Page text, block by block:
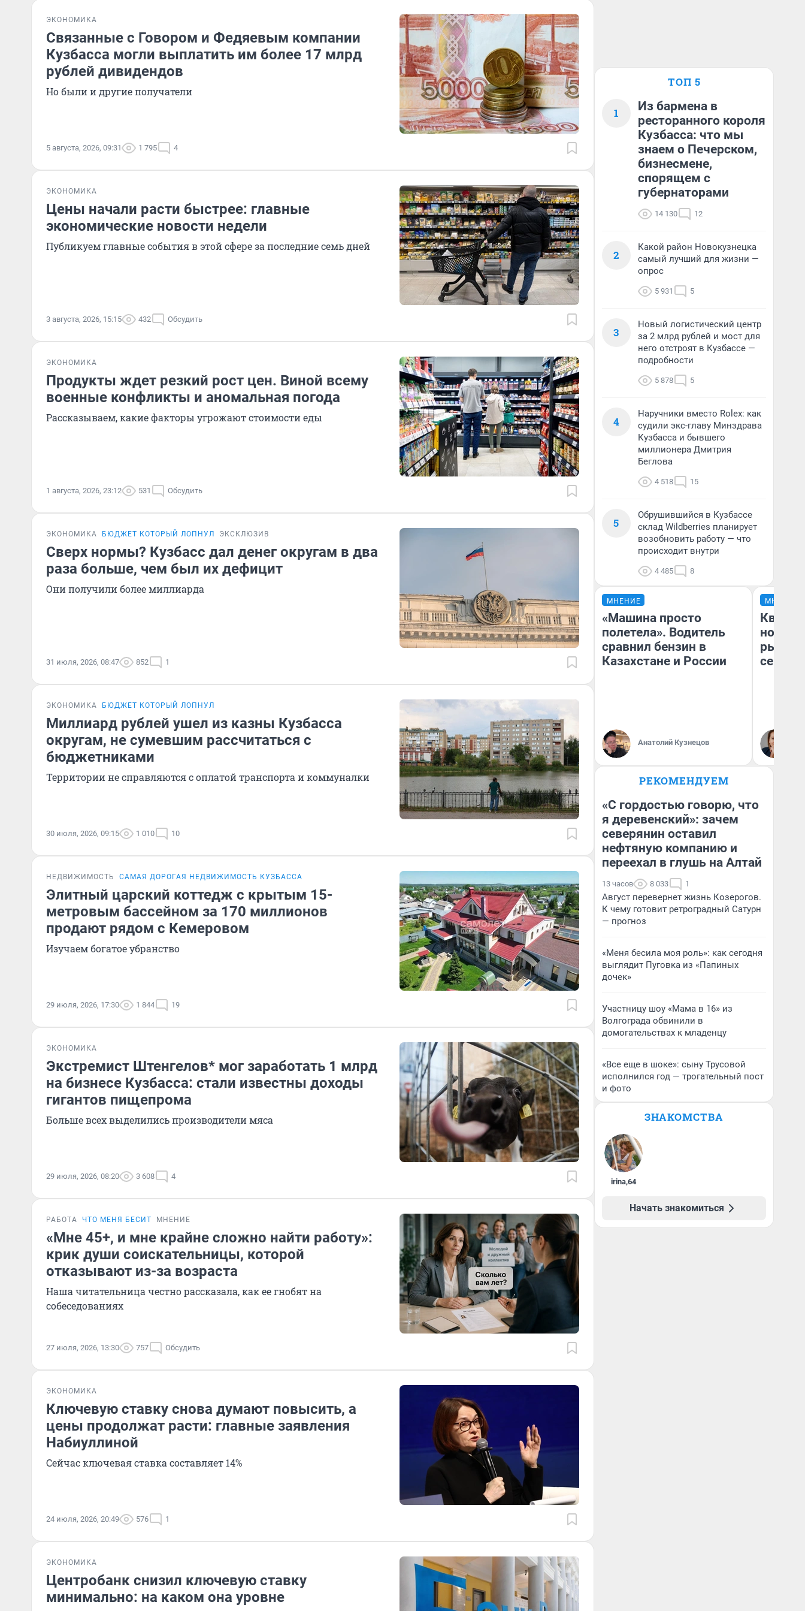
ЭКОНОМИКА
Связанные с Говором и Федяевым компании
Кузбасса могли выплатить им более 17 млрд
рублей дивидендов
Но были и другие получатели
5 августа, 2026, 09:31 1 795 4
ЭКОНОМИКА
Цены начали расти быстрее: главные
экономические новости недели
Публикуем главные события в этой сфере за последние семь дней
3 августа, 2026, 15:15 432 Обсудить
ЭКОНОМИКА
Продукты ждет резкий рост цен. Виной всему
военные конфликты и аномальная погода
Рассказываем, какие факторы угрожают стоимости еды
1 августа, 2026, 23:12 531 Обсудить
ЭКОНОМИКА БЮДЖЕТ КОТОРЫЙ ЛОПНУЛ ЭКСКЛЮЗИВ
Сверх нормы? Кузбасс дал денег округам в два
раза больше, чем был их дефицит
Они получили более миллиарда
31 июля, 2026, 08:47 852 1
ЭКОНОМИКА БЮДЖЕТ КОТОРЫЙ ЛОПНУЛ
Миллиард рублей ушел из казны Кузбасса
округам, не сумевшим рассчитаться с
бюджетниками
Территории не справляются с оплатой транспорта и коммуналки
30 июля, 2026, 09:15 1 010 10
НЕДВИЖИМОСТЬ САМАЯ ДОРОГАЯ НЕДВИЖИМОСТЬ КУЗБАССА
Элитный царский коттедж c крытым 15-
метровым бассейном за 170 миллионов
продают рядом с Кемеровом
Изучаем богатое убранство
29 июля, 2026, 17:30 1 844 19
ЭКОНОМИКА
Экстремист Штенгелов* мог заработать 1 млрд
на бизнесе Кузбасса: стали известны доходы
гигантов пищепрома
Больше всех выделились производители мяса
29 июля, 2026, 08:20 3 608 4
РАБОТА ЧТО МЕНЯ БЕСИТ МНЕНИЕ
«Мне 45+, и мне крайне сложно найти работу»:
крик души соискательницы, которой
отказывают из-за возраста
Наша читательница честно рассказала, как ее гнобят на
собеседованиях
27 июля, 2026, 13:30 757 Обсудить
ЭКОНОМИКА
Ключевую ставку снова думают повысить, а
цены продолжат расти: главные заявления
Набиуллиной
Сейчас ключевая ставка составляет 14%
24 июля, 2026, 20:49 576 1
ЭКОНОМИКА
Центробанк снизил ключевую ставку
минимально: на каком она уровне
ТОП 5
1
Из бармена в
ресторанного короля
Кузбасса: что мы
знаем о Печерском,
бизнесмене,
спорящем с
губернаторами
14 130 12
2
Какой район Новокузнецка
самый лучший для жизни —
опрос
5 931 5
3
Новый логистический центр
за 2 млрд рублей и мост для
него отстроят в Кузбассе —
подробности
5 878 5
4
Наручники вместо Rolex: как
судили экс-главу Минздрава
Кузбасса и бывшего
миллионера Дмитрия
Беглова
4 518 15
5
Обрушившийся в Кузбассе
склад Wildberries планирует
возобновить работу — что
происходит внутри
4 485 8
МНЕНИЕ
«Машина просто
полетела». Водитель
сравнил бензин в
Казахстане и России
Анатолий Кузнецов
МНЕНИЕ
но
рынок
РЕКОМЕНДУЕМ
«С гордостью говорю, что
я деревенский»: зачем
северянин оставил
нефтяную компанию и
переехал в глушь на Алтай
13 часов 8 033 1
Август перевернет жизнь Козерогов.
К чему готовит ретроградный Сатурн
— прогноз
«Меня бесила моя роль»: как сегодня
выглядит Пуговка из «Папиных
дочек»
Участницу шоу «Мама в 16» из
Волгограда обвинили в
домогательствах к младенцу
«Все еще в шоке»: сыну Трусовой
исполнился год — трогательный пост
и фото
ЗНАКОМСТВА
irina,64
Начать знакомиться